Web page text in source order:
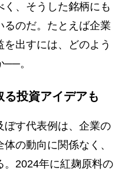
く、そうした銘柄にも
るのだ。たとえば企業
出すには、どのよう
──。
投資アイデアも
す代表例は、企業の
の動向に関係なく、
。2024年に紅麹原料の